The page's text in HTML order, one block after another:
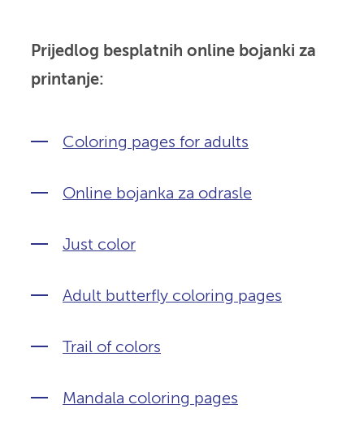
Prijedlog besplatnih online bojanki za
printanje:
Coloring pages for adults
Online bojanka za odrasle
Just color
Adult butterfly coloring pages
Trail of colors
Mandala coloring pages